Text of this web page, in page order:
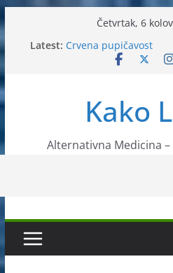
content
Četvrtak, 6
Latest: Crvena pupičavost
Čir na želucu –
Kako
Alternativna Medicina